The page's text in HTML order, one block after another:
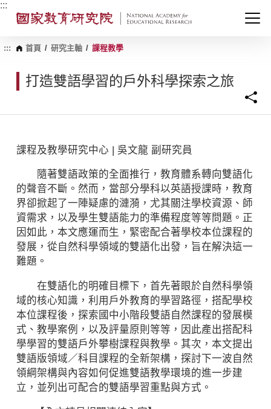
跳
內
:::
::: 首頁 / 研究主軸 / 課程教學
打造雙語學習的戶外科學探索之旅
課程及教學研究中心 | 吳文龍 副研究員
隨著雙語政策的全面推行，教育體系轉向雙語化
的聲音不斷。然而，當部分學科以英語授課時，教育
界卻掀起了一陣疑慮的漣漪，尤其關注學校資源、師
資需求，以及學生雙語能力的準備程度等等問題。正
因如此，本文應運而生，緊密配合著學校本位課程的
發展，從自然科學領域的雙語化出發，旨在解決這一
難題。
在雙語化的明確目標下，首先著眼於自然科學領
域的核心知識，利用戶外教育的學習路徑，搭配學校
本位課程後，探索國中小階段雙語自然課程的發展模
式、教學案例，以及評量原則等等，因此產出搭配科
學學習的雙語戶外攀樹課程與教學。其次，本文提出
雙語版領域／科目課程的全新架構，探討下一波自然
領綱架構與內容如何促進雙語教學環境的進一步建
立，並列出可配合的雙語學習重點與方式。